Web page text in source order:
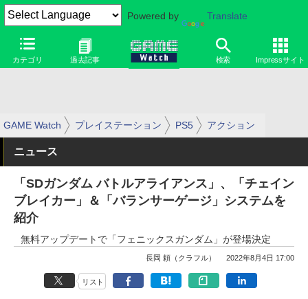
Powered by Translate
カテゴリ 過去記事 検索 Impressサイト
GAME Watch プレイステーション PS5 アクション
ニュース
「SDガンダム バトルアライアンス」、「チェイン
ブレイカー」＆「バランサーゲージ」システムを
紹介
無料アップデートで「フェニックスガンダム」が登場決定
長岡 頼（クラフル） 2022年8月4日 17:00
リスト